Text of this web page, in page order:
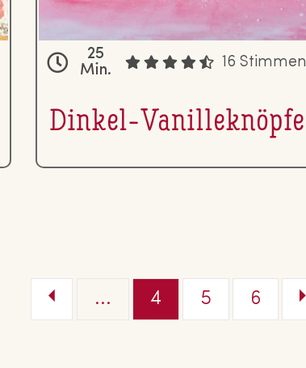
25
Min.
16 Stimmen
Dinkel-Va­nil­le­knöp­fe
... 4 5 6